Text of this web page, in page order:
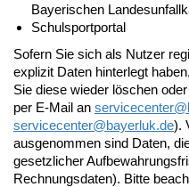
Bayerischen
Schulsportportal
Sofern Sie sich als Nutzer
explizit Daten hinterlegt
Sie diese wieder löschen
per E-Mail an servicecenter@
servicecenter@bayerluk.de).
ausgenommen sind Daten,
gesetzlicher
Rechnungsdaten). Bitte